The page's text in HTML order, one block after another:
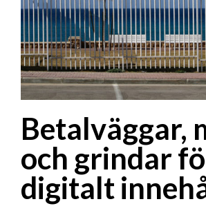
Betalväggar,
och grindar
digitalt